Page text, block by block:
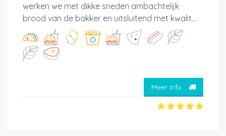
werken we met dikke sneden ambachtelijk
brood van de bakker en uitsluitend met kwalit...
Meer info